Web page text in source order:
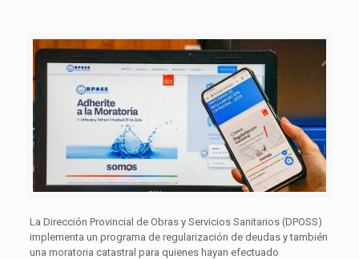
La Dirección Provincial de Obras y Servicios Sanitarios (DPOSS)
implementa un programa de regularización de deudas y también
una moratoria catastral para quienes hayan efectuado